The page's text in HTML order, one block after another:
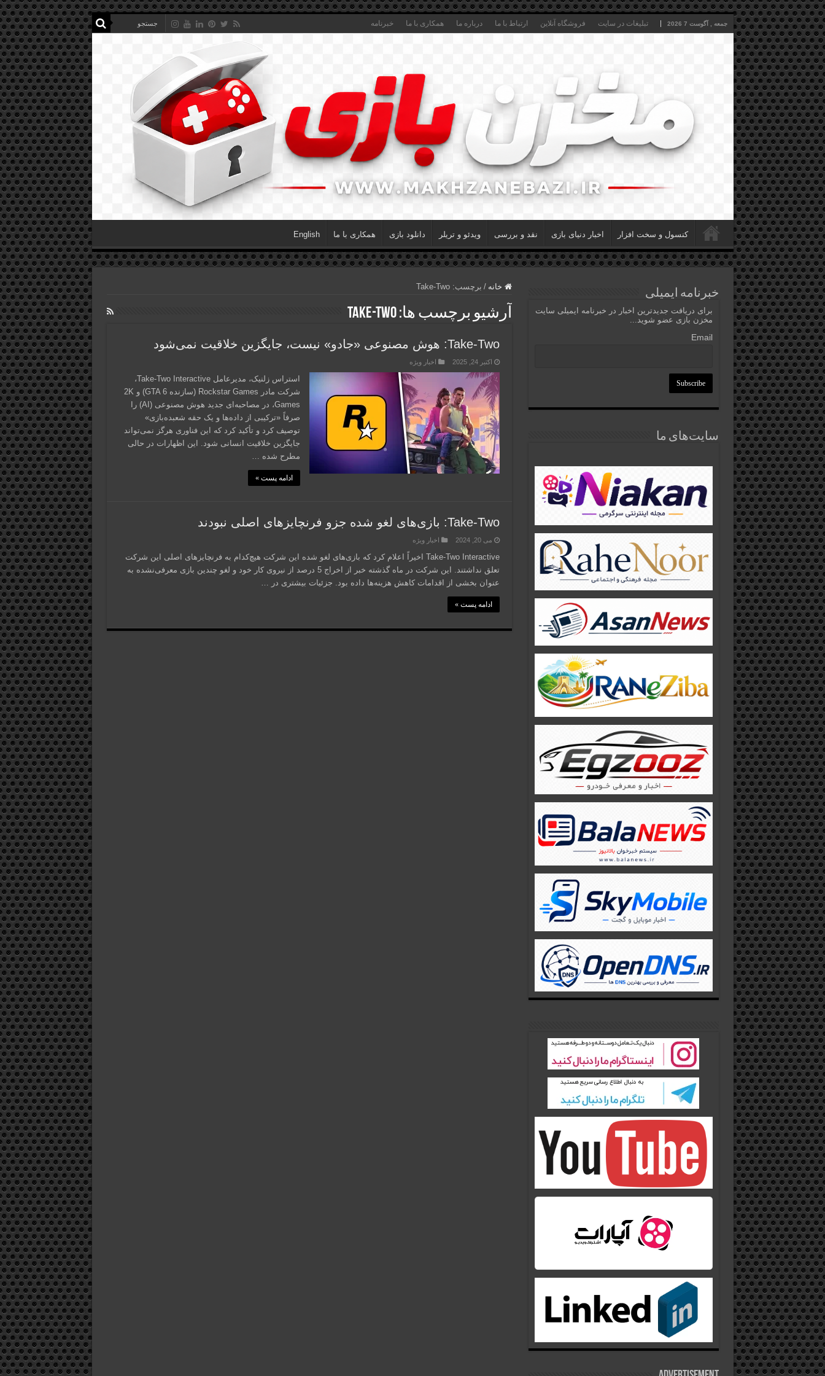
جمعه , آگوست 7 2026 تبلیغات در سایت فروشگاه آنلاین ارتباط با ما درباره ما همکاری با ما خبرنامه
کنسول و سخت افزار اخبار دنیای بازی نقد و بررسی ویدئو و تریلر دانلود بازی همکاری با ما English
خانه / برچسب:Take-Two
آرشیو برچسب ها:Take-Two
Take-Two: هوش مصنوعی «جادو» نیست، جایگزین خلاقیت نمی‌شود
اکتبر 24, 2025 اخبار ویژه
استراس زلنیک، مدیرعامل Take-Two Interactive،
شرکت مادر Rockstar Games (سازنده GTA 6) و 2K
Games، در مصاحبه‌ای جدید هوش مصنوعی (AI) را
صرفاً «ترکیبی از داده‌ها و یک حقه شعبده‌بازی»
توصیف کرد و تأکید کرد که این فناوری هرگز نمی‌تواند
جایگزین خلاقیت انسانی شود. این اظهارات در حالی
مطرح شده …
ادامه پست »
Take-Two: بازی‌های لغو شده جزو فرنچایزهای اصلی نبودند
می 20, 2024 اخبار ویژه
Take-Two Interactive اخیراً اعلام کرد که بازی‌های لغو شده این شرکت هیچ‌کدام به فرنچایزهای اصلی این شرکت
تعلق نداشتند. این شرکت در ماه گذشته خبر از اخراج 5 درصد از نیروی کار خود و لغو چندین بازی معرفی‌نشده به
عنوان بخشی از اقدامات کاهش هزینه‌ها داده بود. جزئیات بیشتری در …
ادامه پست »
خبرنامه ایمیلی
برای دریافت جدیدترین اخبار در خبرنامه ایمیلی سایت
مخزن بازی عضو شوید...
Email
سایت‌های ما